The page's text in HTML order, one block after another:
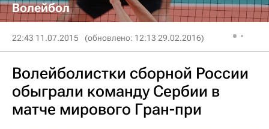
Волейбол
22:43 11.07.2015 (обновлено: 12:13 29.02.2016)
Волейболистки сборной России
обыграли команду Сербии в
матче мирового Гран-при